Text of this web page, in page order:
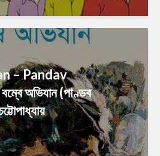
– Pandav
অভিযান (পাণ্ডব